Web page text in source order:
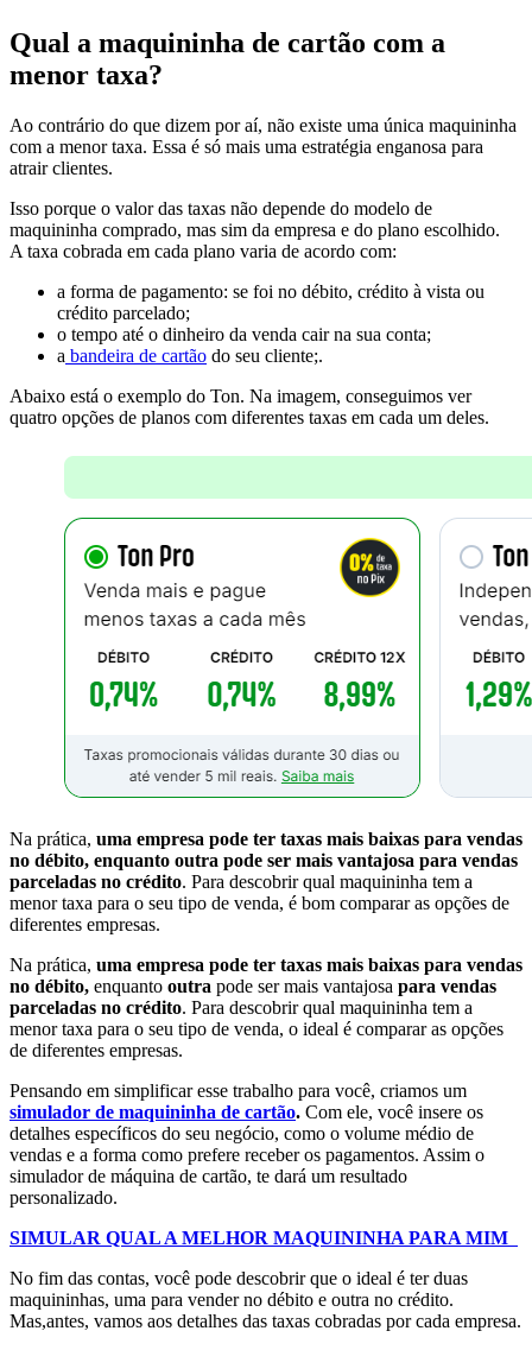
Qual a maquininha de cartão com a
menor taxa?
Ao contrário do que dizem por aí, não existe uma única maquininha
com a menor taxa. Essa é só mais uma estratégia enganosa para
atrair clientes.
Isso porque o valor das taxas não depende do modelo de
maquininha comprado, mas sim da empresa e do plano escolhido.
A taxa cobrada em cada plano varia de acordo com:
a forma de pagamento: se foi no débito, crédito à vista ou
crédito parcelado;
o tempo até o dinheiro da venda cair na sua conta;
a bandeira de cartão do seu cliente;.
Abaixo está o exemplo do Ton. Na imagem, conseguimos ver
quatro opções de planos com diferentes taxas em cada um deles.
Na prática, uma empresa pode ter taxas mais baixas para vendas
no débito, enquanto outra pode ser mais vantajosa para vendas
parceladas no crédito. Para descobrir qual maquininha tem a
menor taxa para o seu tipo de venda, é bom comparar as opções de
diferentes empresas.
Na prática, uma empresa pode ter taxas mais baixas para vendas
no débito, enquanto outra pode ser mais vantajosa para vendas
parceladas no crédito. Para descobrir qual maquininha tem a
menor taxa para o seu tipo de venda, o ideal é comparar as opções
de diferentes empresas.
Pensando em simplificar esse trabalho para você, criamos um
simulador de maquininha de cartão. Com ele, você insere os
detalhes específicos do seu negócio, como o volume médio de
vendas e a forma como prefere receber os pagamentos. Assim o
simulador de máquina de cartão, te dará um resultado
personalizado.
SIMULAR QUAL A MELHOR MAQUININHA PARA MIM
No fim das contas, você pode descobrir que o ideal é ter duas
maquininhas, uma para vender no débito e outra no crédito.
Mas,antes, vamos aos detalhes das taxas cobradas por cada empresa.